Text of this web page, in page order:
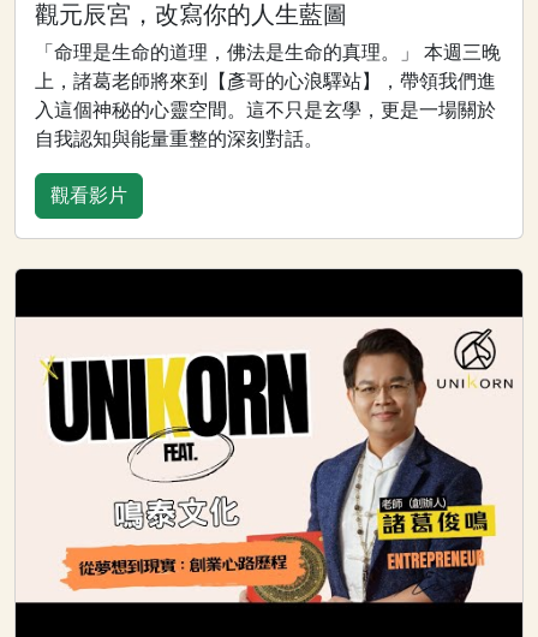
觀元辰宮，改寫你的人生藍圖
「命理是生命的道理，佛法是生命的真理。」 本週三晚
上，諸葛老師將來到【彥哥的心浪驛站】，帶領我們進
入這個神秘的心靈空間。這不只是玄學，更是一場關於
自我認知與能量重整的深刻對話。
觀看影片